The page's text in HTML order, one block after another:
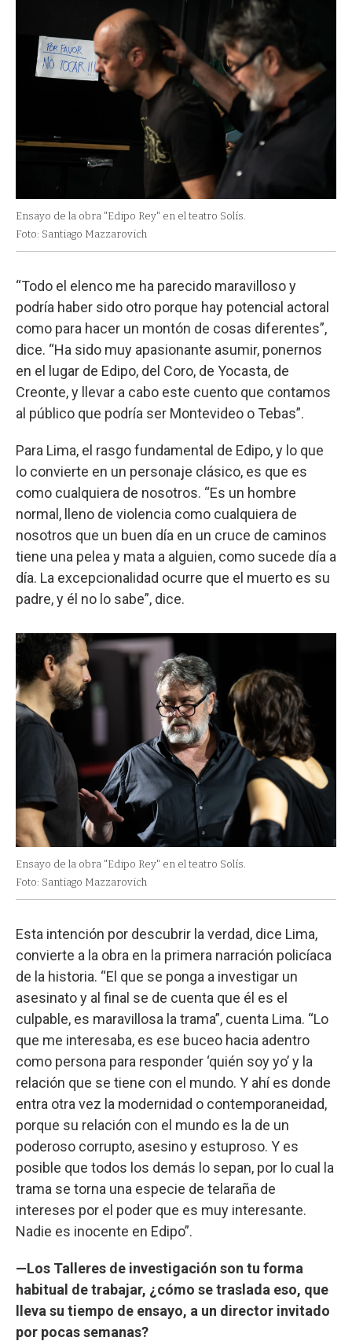
Ensayo de la obra "Edipo Rey" en el teatro Solís.
Foto: Santiago Mazzarovich
“Todo el elenco me ha parecido maravilloso y
podría haber sido otro porque hay potencial actoral
como para hacer un montón de cosas diferentes”,
dice. “Ha sido muy apasionante asumir, ponernos
en el lugar de Edipo, del Coro, de Yocasta, de
Creonte, y llevar a cabo este cuento que contamos
al público que podría ser Montevideo o Tebas”.
Para Lima, el rasgo fundamental de Edipo, y lo que
lo convierte en un personaje clásico, es que es
como cualquiera de nosotros. “Es un hombre
normal, lleno de violencia como cualquiera de
nosotros que un buen día en un cruce de caminos
tiene una pelea y mata a alguien, como sucede día a
día. La excepcionalidad ocurre que el muerto es su
padre, y él no lo sabe”, dice.
Ensayo de la obra "Edipo Rey" en el teatro Solís.
Foto: Santiago Mazzarovich
Esta intención por descubrir la verdad, dice Lima,
convierte a la obra en la primera narración policíaca
de la historia. “El que se ponga a investigar un
asesinato y al final se de cuenta que él es el
culpable, es maravillosa la trama”, cuenta Lima. “Lo
que me interesaba, es ese buceo hacia adentro
como persona para responder ‘quién soy yo’ y la
relación que se tiene con el mundo. Y ahí es donde
entra otra vez la modernidad o contemporaneidad,
porque su relación con el mundo es la de un
poderoso corrupto, asesino y estuproso. Y es
posible que todos los demás lo sepan, por lo cual la
trama se torna una especie de telaraña de
intereses por el poder que es muy interesante.
Nadie es inocente en Edipo”.
—Los Talleres de investigación son tu forma
habitual de trabajar, ¿cómo se traslada eso, que
lleva su tiempo de ensayo, a un director invitado
por pocas semanas?